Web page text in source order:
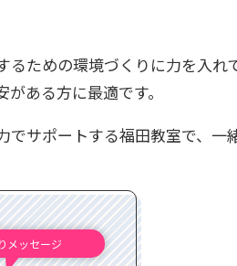
ための環境づくりに力を入
ある方に最適です。
サポートする福田教室で、一
メッセージ